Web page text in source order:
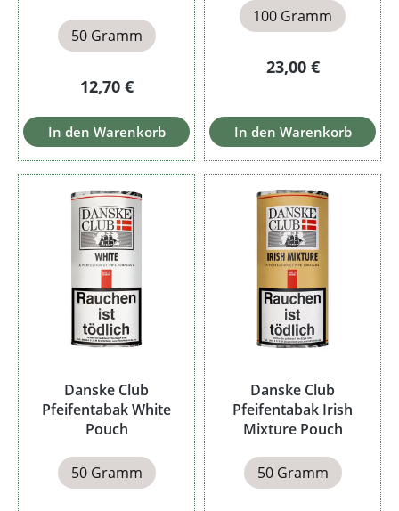
50 Gramm
Regulärer Preis:
12,70 €
In den Warenkorb
100 Gramm
Regulärer Preis:
23,00 €
In den Warenkorb
Danske Club
Pfeifentabak White
Pouch
50 Gramm
Danske Club
Pfeifentabak Irish
Mixture Pouch
50 Gramm